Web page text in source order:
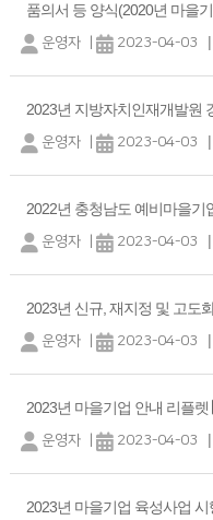
품의서 등 양식(2020년 마을
운영자 2023-04-03 |
2023년 지방자치인재개발원
운영자 2023-04-03 |
2022년 충청남도 예비마을기
운영자 2023-04-03 |
2023년 신규, 재지정 및 고도
운영자 2023-04-03 |
2023년 마을기업 안내 리플렛
운영자 2023-04-03 |
2023년 마을기업 육성사업 시